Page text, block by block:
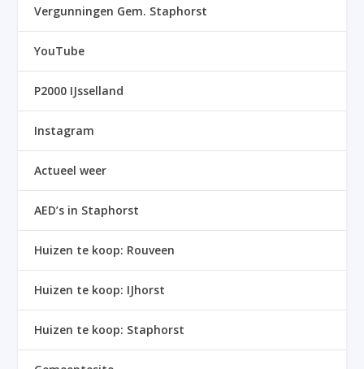
Vergunningen Gem. Staphorst
YouTube
P2000 IJsselland
Instagram
Actueel weer
AED’s in Staphorst
Huizen te koop: Rouveen
Huizen te koop: IJhorst
Huizen te koop: Staphorst